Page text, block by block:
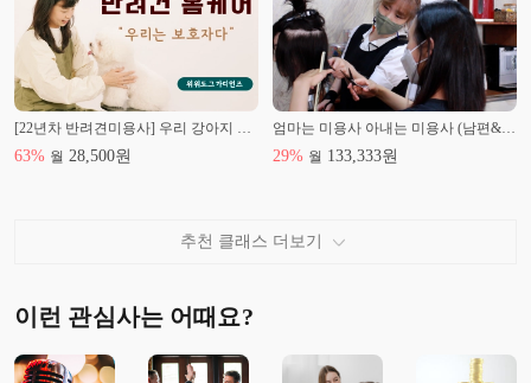
[22년차 반려견미용사] 우리 강아지 미용하기
63% 월 28,500원
엄마는 미용사 아내는 미용사 (남편&아이머리헤어 커트수업 배우기)
29% 월 133,333원
추천 클래스 더보기
이런 관심사는 어때요?